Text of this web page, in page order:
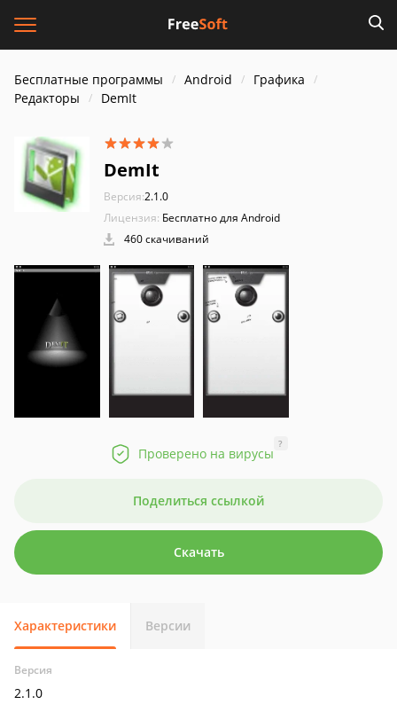
Бесплатные программы Android
Графика
Редакторы
DemIt
DemIt
Версия:2.1.0
Лицензия: Бесплатно для Android
460 скачиваний
Проверено на вирусы
?
Поделиться ссылкой
Скачать
Характеристики Версии
Версия
2.1.0